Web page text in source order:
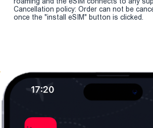
Cancellation policy: Order can not be
once the "install eSIM" button is clicked.